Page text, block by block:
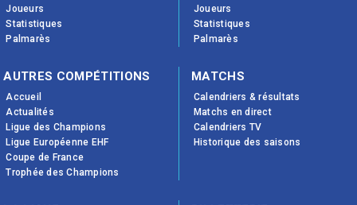
Joueurs
Statistiques
Palmarès
Joueurs
Statistiques
Palmarès
AUTRES COMPÉTITIONS
Accueil
Actualités
Ligue des Champions
Ligue Européenne EHF
Coupe de France
Trophée des Champions
MATCHS
Calendriers & résultats
Matchs en direct
Calendriers TV
Historique des saisons